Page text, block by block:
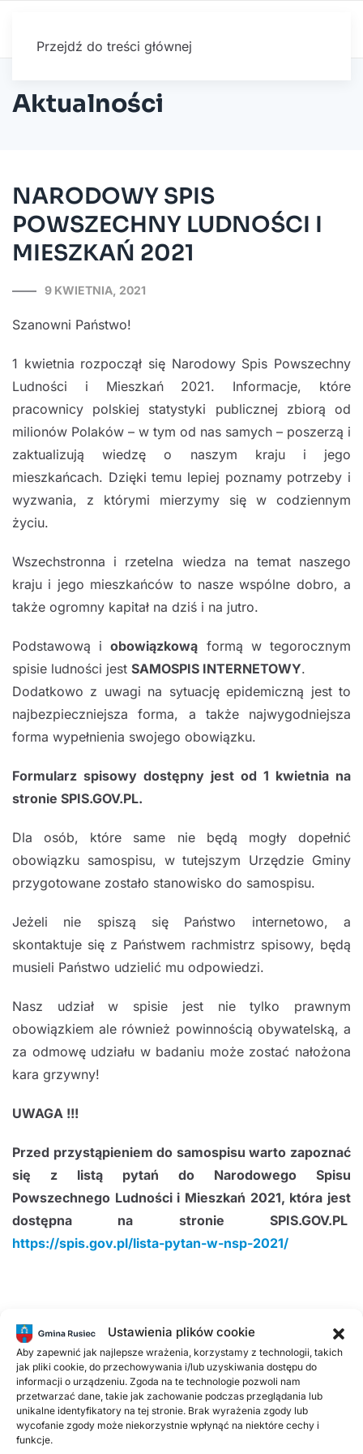
Ustawienia plików cookie
Aby zapewnić jak najlepsze wrażenia, korzystamy z technologii, takich
jak pliki cookie, do przechowywania i/lub uzyskiwania dostępu do
informacji o urządzeniu. Zgoda na te technologie pozwoli nam
przetwarzać dane, takie jak zachowanie podczas przeglądania lub
unikalne identyfikatory na tej stronie. Brak wyrażenia zgody lub
wycofanie zgody może niekorzystnie wpłynąć na niektóre cechy i
funkcje.
Przejdź do treści głównej
Aktualności
NARODOWY SPIS
POWSZECHNY LUDNOŚCI I
MIESZKAŃ 2021
9 KWIETNIA, 2021
Szanowni Państwo!
1 kwietnia rozpoczął się Narodowy Spis Powszechny
Ludności i Mieszkań 2021. Informacje, które
pracownicy polskiej statystyki publicznej zbiorą od
milionów Polaków – w tym od nas samych – poszerzą i
zaktualizują wiedzę o naszym kraju i jego
mieszkańcach. Dzięki temu lepiej poznamy potrzeby i
wyzwania, z którymi mierzymy się w codziennym
życiu.
Wszechstronna i rzetelna wiedza na temat naszego
kraju i jego mieszkańców to nasze wspólne dobro, a
także ogromny kapitał na dziś i na jutro.
Podstawową iobowiązkową formą w tegorocznym
spisie ludności jest SAMOSPIS INTERNETOWY.
Dodatkowo z uwagi na sytuację epidemiczną jest to
najbezpieczniejsza forma, a także najwygodniejsza
forma wypełnienia swojego obowiązku.
Formularz spisowy dostępny jest od 1 kwietnia na
stronie SPIS.GOV.PL.
Dla osób, które same nie będą mogły dopełnić
obowiązku samospisu, w tutejszym Urzędzie Gminy
przygotowane zostało stanowisko do samospisu.
Jeżeli nie spiszą się Państwo internetowo, a
skontaktuje się z Państwem rachmistrz spisowy, będą
musieli Państwo udzielić mu odpowiedzi.
Nasz udział w spisie jest nie tylko prawnym
obowiązkiem ale również powinnością obywatelską, a
za odmowę udziału w badaniu może zostać nałożona
kara grzywny!
UWAGA !!!
Przed przystąpieniem do samospisu warto zapoznać
się z listą pytań do Narodowego Spisu
Powszechnego Ludności i Mieszkań 2021, która jest
dostępna na stronie SPIS.GOV.PL
https://spis.gov.pl/lista-pytan-w-nsp-2021/
W miesiącu kwietniu spis będzie odbywał się
wyłącznie poprzez:
samospis internetowyoraz
kontakt z infolinią spisową pod numerem telefonu
22 279 99 99.